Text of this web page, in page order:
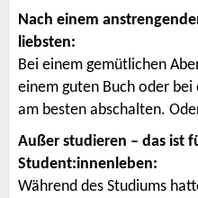
Nach einem
liebsten:
Bei einem gemütlichen
einem guten Buch oder
am besten abschalten.
Außer studieren – das ist
Student:innenleben:
Während des Studiums